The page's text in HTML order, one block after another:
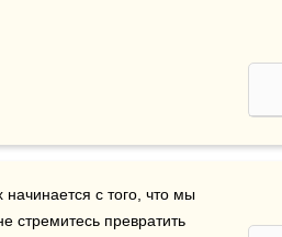
с того, что мы
стремитесь превратить